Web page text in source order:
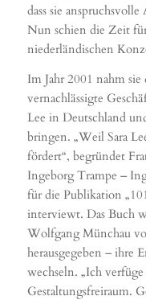
dass sie
Nun schien die Zeit
niederländischen
Im Jahr 2001 nahm
vernachlässigte
Lee in Deutschland
bringen. „Weil Sara
fördert“, begründet
Ingeborg Trampe –
für die Publikation
interviewt. Das Buch
Wolfgang Münchau
herausgegeben – ihre
wechseln. „Ich
Gestaltungsfreiraum.